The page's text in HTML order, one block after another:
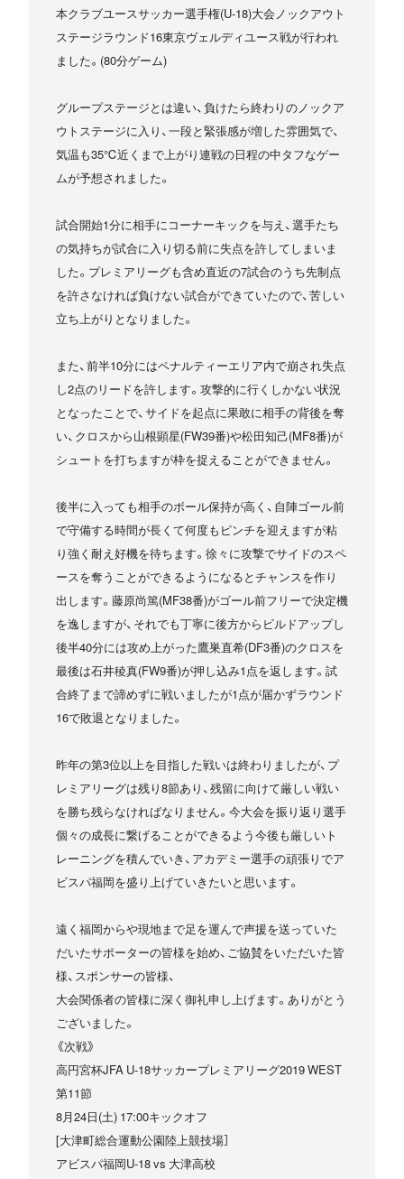
本クラブユースサッカー選手権(U-18)大会ノックアウト
ステージラウンド16東京ヴェルディユース戦が行われ
ました。(80分ゲーム)
グループステージとは違い、負けたら終わりのノックア
ウトステージに入り、一段と緊張感が増した雰囲気で、
気温も35℃近くまで上がり連戦の日程の中タフなゲー
ムが予想されました。
試合開始1分に相手にコーナーキックを与え、選手たち
の気持ちが試合に入り切る前に失点を許してしまいま
した。プレミアリーグも含め直近の7試合のうち先制点
を許さなければ負けない試合ができていたので、苦しい
立ち上がりとなりました。
また、前半10分にはペナルティーエリア内で崩され失点
し2点のリードを許します。攻撃的に行くしかない状況
となったことで、サイドを起点に果敢に相手の背後を奪
い、クロスから山根顕星(FW39番)や松田知己(MF8番)が
シュートを打ちますが枠を捉えることができません。
後半に入っても相手のボール保持が高く、自陣ゴール前
で守備する時間が長くて何度もピンチを迎えますが粘
り強く耐え好機を待ちます。徐々に攻撃でサイドのスペ
ースを奪うことができるようになるとチャンスを作り
出します。藤原尚篤(MF38番)がゴール前フリーで決定機
を逸しますが、それでも丁寧に後方からビルドアップし
後半40分には攻め上がった鷹巣直希(DF3番)のクロスを
最後は石井稜真(FW9番)が押し込み1点を返します。試
合終了まで諦めずに戦いましたが1点が届かずラウンド
16で敗退となりました。
昨年の第3位以上を目指した戦いは終わりましたが、プ
レミアリーグは残り8節あり、残留に向けて厳しい戦い
を勝ち残らなければなりません。今大会を振り返り選手
個々の成長に繋げることができるよう今後も厳しいト
レーニングを積んでいき、アカデミー選手の頑張りでア
ビスパ福岡を盛り上げていきたいと思います。
遠く福岡からや現地まで足を運んで声援を送っていた
だいたサポーターの皆様を始め、ご協賛をいただいた皆
様、スポンサーの皆様、
大会関係者の皆様に深く御礼申し上げます。ありがとう
ございました。
《次戦》
高円宮杯JFA U-18サッカープレミアリーグ2019 WEST
第11節
8月24日(土) 17:00キックオフ
[大津町総合運動公園陸上競技場］
アビスパ福岡U-18 vs 大津高校